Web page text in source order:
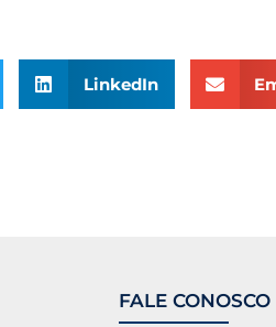
LinkedIn
FALE CONOSCO